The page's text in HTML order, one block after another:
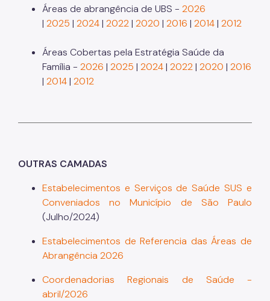
Áreas de abrangência de UBS - 2026
| 2025 | 2024| 2022| 2020 | 2016 | 2014| 2012
Áreas Cobertas pela Estratégia Saúde da
Família - 2026 | 2025 | 2024| 2022| 2020 | 2016
| 2014| 2012
OUTRAS CAMADAS
Estabelecimentos e Serviços de Saúde SUS e
Conveniados no Município de São Paulo
(Julho/2024)
Estabelecimentos de Referencia das Áreas de
Abrangência 2026
Coordenadorias Regionais de Saúde -
abril/2026